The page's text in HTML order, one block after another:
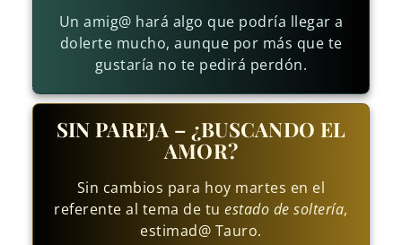
Un amig@ hará algo que podría llegar a
dolerte mucho, aunque por más que te
gustaría no te pedirá perdón.
SIN PAREJA – ¿BUSCANDO EL
AMOR?
Sin cambios para hoy martes en el
referente al tema de tuestado de soltería,
estimad@ Tauro.